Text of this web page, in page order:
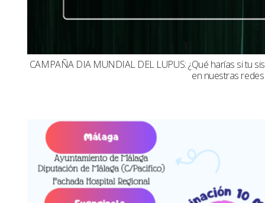
CAMPAÑA DIA MUNDIAL DEL LUPUS: ¿Qué harías si tu
en nuestras